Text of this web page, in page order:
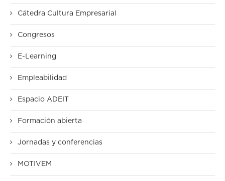
Cátedra Cultura Empresarial
Congresos
E-Learning
Empleabilidad
Espacio ADEIT
Formación abierta
Jornadas y conferencias
MOTIVEM